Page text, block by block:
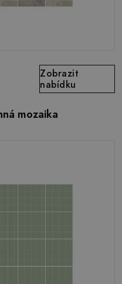
Zobrazit
nabídku
mozaika